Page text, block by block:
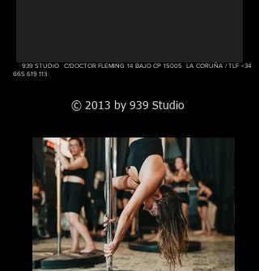
939 STUDIO C/DOCTOR FLEMING 14 BAJO CP 15005 LA CORUÑA / TLF +34
665 619 113
© 2013 by 939 Studio